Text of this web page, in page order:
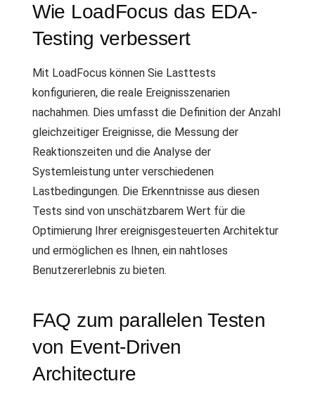
Wie LoadFocus das EDA-
Testing verbessert
Mit LoadFocus können Sie Lasttests
konfigurieren, die reale Ereignisszenarien
nachahmen. Dies umfasst die Definition der Anzahl
gleichzeitiger Ereignisse, die Messung der
Reaktionszeiten und die Analyse der
Systemleistung unter verschiedenen
Lastbedingungen. Die Erkenntnisse aus diesen
Tests sind von unschätzbarem Wert für die
Optimierung Ihrer ereignisgesteuerten Architektur
und ermöglichen es Ihnen, ein nahtloses
Benutzererlebnis zu bieten.
FAQ zum parallelen Testen
von Event-Driven
Architecture